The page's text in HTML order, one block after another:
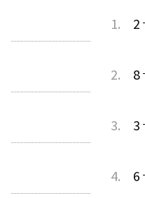
1. 2
2. 8
3. 3
4. 6